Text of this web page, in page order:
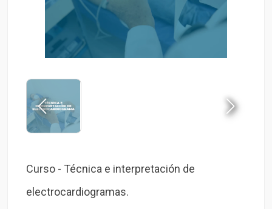
Curso - Técnica e interpretación de
electrocardiogramas.